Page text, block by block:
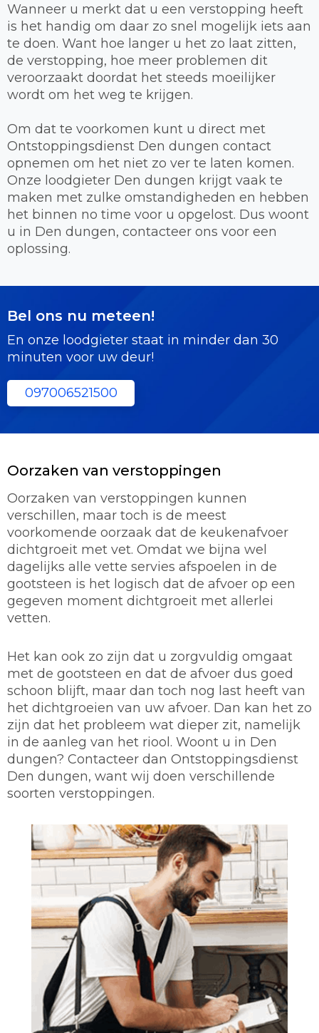
Wanneer u merkt dat u een verstopping heeft
is het handig om daar zo snel mogelijk iets aan
te doen. Want hoe langer u het zo laat zitten,
de verstopping, hoe meer problemen dit
veroorzaakt doordat het steeds moeilijker
wordt om het weg te krijgen.
Om dat te voorkomen kunt u direct met
Ontstoppingsdienst Den dungen contact
opnemen om het niet zo ver te laten komen.
Onze loodgieter Den dungen krijgt vaak te
maken met zulke omstandigheden en hebben
het binnen no time voor u opgelost. Dus woont
u in Den dungen, contacteer ons voor een
oplossing.
Bel ons nu meteen!
En onze loodgieter staat in minder dan 30
minuten voor uw deur!
097006521500
Oorzaken van verstoppingen
Oorzaken van verstoppingen kunnen
verschillen, maar toch is de meest
voorkomende oorzaak dat de keukenafvoer
dichtgroeit met vet. Omdat we bijna wel
dagelijks alle vette servies afspoelen in de
gootsteen is het logisch dat de afvoer op een
gegeven moment dichtgroeit met allerlei
vetten.
Het kan ook zo zijn dat u zorgvuldig omgaat
met de gootsteen en dat de afvoer dus goed
schoon blijft, maar dan toch nog last heeft van
het dichtgroeien van uw afvoer. Dan kan het zo
zijn dat het probleem wat dieper zit, namelijk
in de aanleg van het riool. Woont u in Den
dungen? Contacteer dan Ontstoppingsdienst
Den dungen, want wij doen verschillende
soorten verstoppingen.